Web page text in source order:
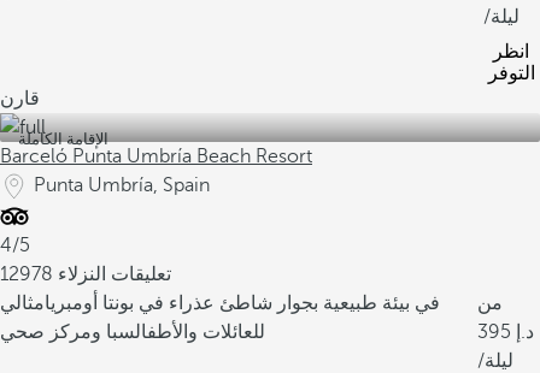
/ليلة
انظر
التوفر
قارن
الإقامة الكاملة
Barceló Punta Umbría Beach Resort
Punta Umbría, Spain
4/5
12978 تعليقات النزلاء
في بيئة طبيعية بجوار شاطئ عذراء في بونتا أومبريامثالي
للعائلات والأطفالسبا ومركز صحي
من
395
/ليلة